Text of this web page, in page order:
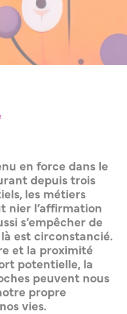
en force dans le
depuis trois
les métiers
nier l’affirmation
s’empêcher de
est circonstancié.
et la proximité
potentielle, la
peuvent nous
propre
vies.